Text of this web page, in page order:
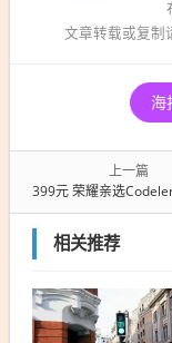
文章转载或复制
海
上一篇
399元 荣耀亲选Codeler头戴式耳机2发布：57dB降噪 对
相关推荐